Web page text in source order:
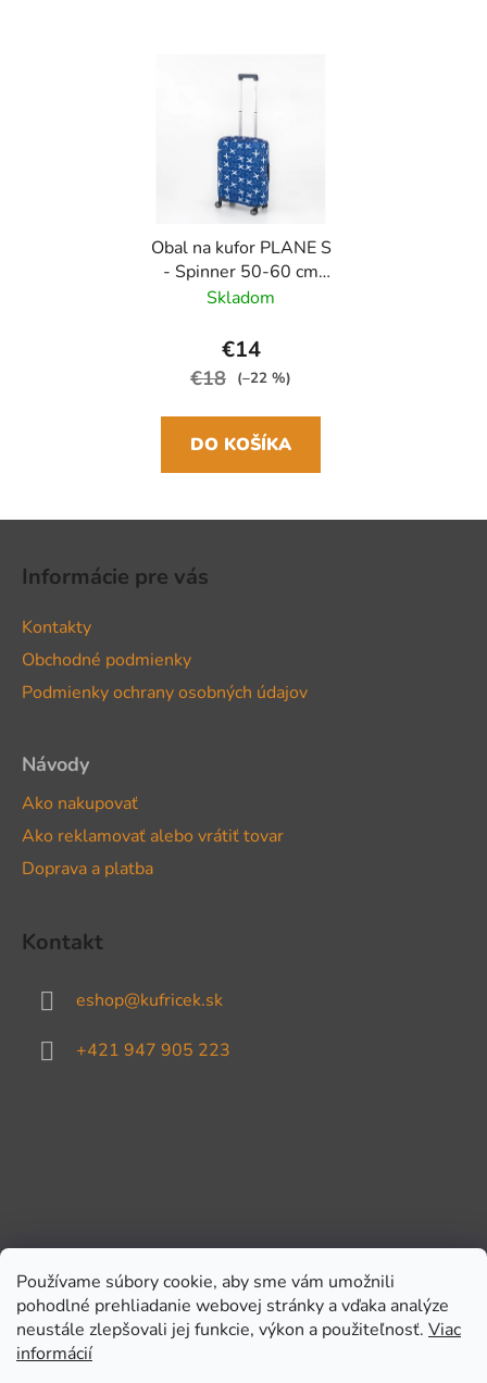
Používame súbory cookie, aby sme vám umožnili
pohodlné prehliadanie webovej stránky a vďaka analýze
neustále zlepšovali jej funkcie, výkon a použiteľnosť. Viac
informácií
Obal na kufor PLANE S
- Spinner 50-60 cm
Modrá
Skladom
€14
€18 (–22 %)
DO KOŠÍKA
Informácie pre vás
Kontakty
Obchodné podmienky
Podmienky ochrany osobných údajov
Návody
Ako nakupovať
Ako reklamovať alebo vrátiť tovar
Doprava a platba
Kontakt
eshop@kufricek.sk
+421 947 905 223
Prijímame online platby